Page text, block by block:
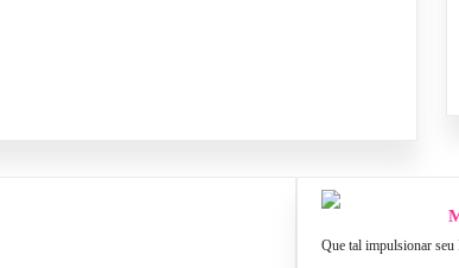
Que tal impulsionar seu